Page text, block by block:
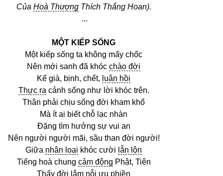
Của Hoà ThượngThích Thắng Hoan).
...
MỘT KIẾP SỐNG
Một kiếp sống ta không mấy chốc
Nên mới sanh đã khóc chào đời
Kế già, bịnh, chết, luân hồi
Thực ra cảnh sống như lời khóc trên.
Thân phải chịu sống đời kham khổ
Mà ít ai biết chỗ lạc nhàn
Đặng tìm hưởng sự vui an
Nên người người mãi, sầu than đời người!
Giữa nhân loại khóc cười lẫn lộn
Tiếng hoà chung cảm động Phật, Tiên
Thấy đời lắm nỗi ưu phiền